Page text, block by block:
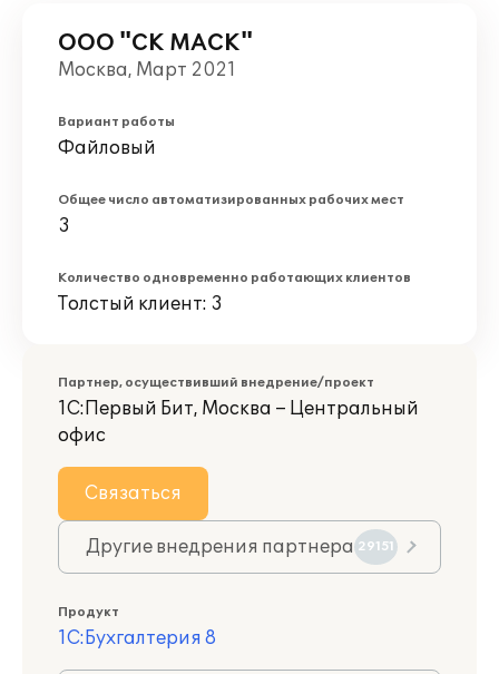
ООО "СК МАСК"
Москва, Март 2021
Вариант работы
Файловый
Общее число автоматизированных рабочих мест
3
Количество одновременно работающих клиентов
Толстый клиент: 3
Партнер, осуществивший внедрение/проект
1С:Первый Бит, Москва – Центральный
офис
Связаться
Другие внедрения партнера 29151
Продукт
1С:Бухгалтерия 8